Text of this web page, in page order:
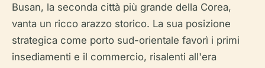
Busan, la seconda città più grande della Corea,
vanta un ricco arazzo storico. La sua posizione
strategica come porto sud-orientale favorì i primi
insediamenti e il commercio, risalenti all'era